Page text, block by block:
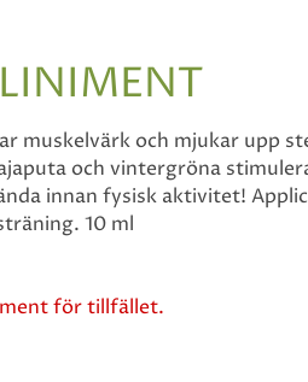
muskelvärk och mjukar upp
och vintergröna
innan fysisk aktivitet!
10 ml
för tillfället.